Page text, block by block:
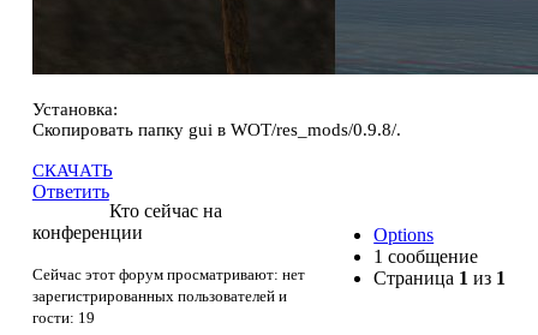
Установка:
Скопировать папку gui в WOT/res_mods/0.9.8/.
СКАЧАТЬ
Ответить
Options
1 сообщение
Страница 1 из 1
Кто сейчас на
конференции
Сейчас этот форум просматривают: нет
зарегистрированных пользователей и
гости: 19